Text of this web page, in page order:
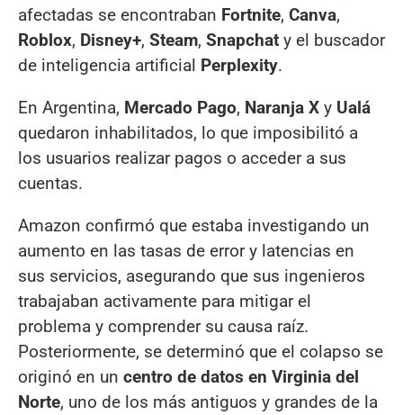
afectadas se encontraban Fortnite, Canva,
Roblox, Disney+, Steam, Snapchat y el buscador
de inteligencia artificial Perplexity.
En Argentina, Mercado Pago, Naranja X y Ualá
quedaron inhabilitados, lo que imposibilitó a
los usuarios realizar pagos o acceder a sus
cuentas.
Amazon confirmó que estaba investigando un
aumento en las tasas de error y latencias en
sus servicios, asegurando que sus ingenieros
trabajaban activamente para mitigar el
problema y comprender su causa raíz.
Posteriormente, se determinó que el colapso se
originó en un centro de datos en Virginia del
Norte, uno de los más antiguos y grandes de la